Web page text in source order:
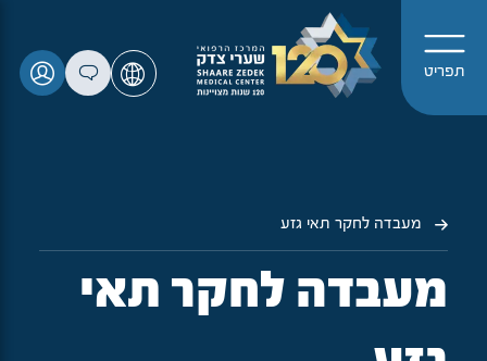
תפריט
מעבדה לחקר תאי גזע
מעבדה לחקר תאי